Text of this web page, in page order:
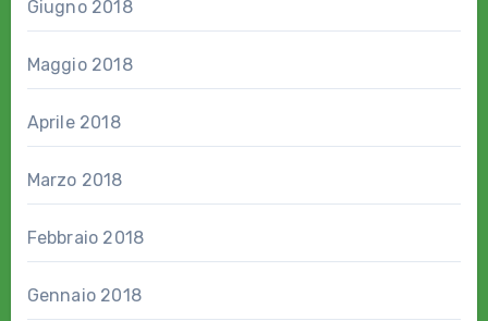
Giugno 2018
Maggio 2018
Aprile 2018
Marzo 2018
Febbraio 2018
Gennaio 2018